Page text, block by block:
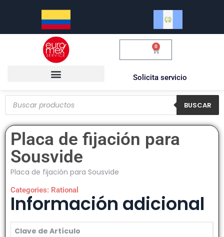
0
Solicita servicio
BUSCAR
Placa de fijación para
Sousvide
Placa de fijación para Sousvide
Categories: Rational
Información adicional
Clave de Artículo